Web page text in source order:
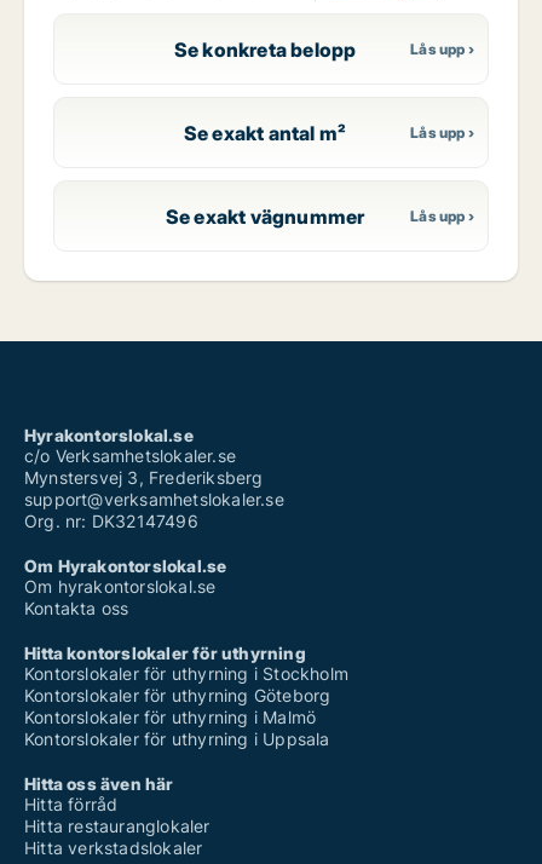
Se konkreta belopp
Se exakt antal m²
Se exakt vägnummer
Hyrakontorslokal.se
c/o Verksamhetslokaler.se
Mynstersvej 3, Frederiksberg
support@verksamhetslokaler.se
Org. nr: DK32147496
Om Hyrakontorslokal.se
Om hyrakontorslokal.se
Kontakta oss
Hitta kontorslokaler för uthyrning
Kontorslokaler för uthyrning i Stockholm
Kontorslokaler för uthyrning Göteborg
Kontorslokaler för uthyrning i Malmö
Kontorslokaler för uthyrning i Uppsala
Hitta oss även här
Hitta förråd
Hitta restauranglokaler
Hitta verkstadslokaler